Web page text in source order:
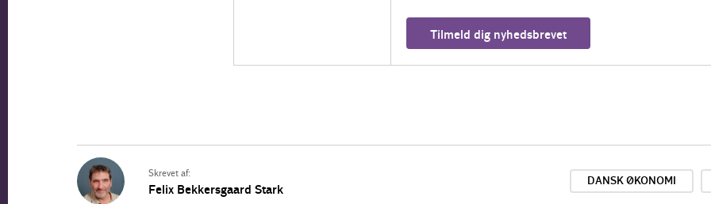
Tilmeld dig nyhedsbrevet
Skrevet af:
Felix Bekkersgaard Stark
DANSK ØKONOMI